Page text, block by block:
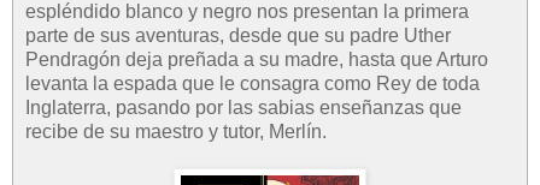
espléndido blanco y negro nos presentan la primera
parte de sus aventuras, desde que su padre Uther
Pendragón deja preñada a su madre, hasta que Arturo
levanta la espada que le consagra como Rey de toda
Inglaterra, pasando por las sabias enseñanzas que
recibe de su maestro y tutor, Merlín.